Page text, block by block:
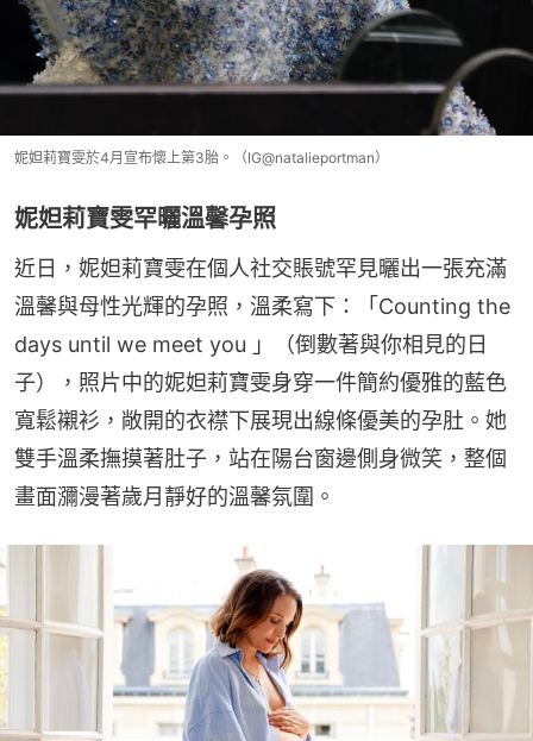
妮妲莉寶雯於4月宣布懷上第3胎。（IG@natalieportman）
妮妲莉寶雯罕曬溫馨孕照
近日，妮妲莉寶雯在個人社交賬號罕見曬出一張充滿
溫馨與母性光輝的孕照，溫柔寫下：「Counting the
days until we meet you 」（倒數著與你相見的日
子），照片中的妮妲莉寶雯身穿一件簡約優雅的藍色
寬鬆襯衫，敞開的衣襟下展現出線條優美的孕肚。她
雙手溫柔撫摸著肚子，站在陽台窗邊側身微笑，整個
畫面瀰漫著歲月靜好的溫馨氛圍。